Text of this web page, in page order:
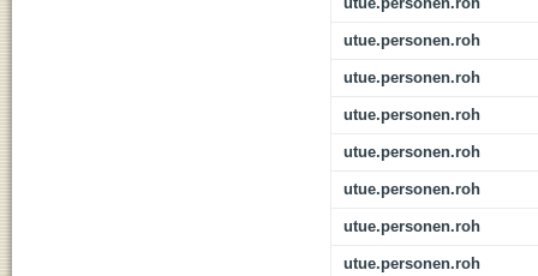
utue.personen.roh
utue.personen.roh
utue.personen.roh
utue.personen.roh
utue.personen.roh
utue.personen.roh
utue.personen.roh